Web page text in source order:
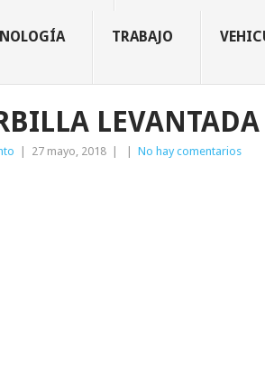
TRABAJO
LEVANTADA
27 mayo, 2018 No hay comentarios